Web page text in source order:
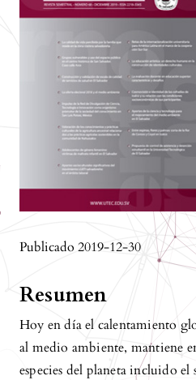
Publicado 2019-12-30
Resumen
Hoy en día el calentamiento
al medio ambiente, mantiene
especies del planeta incluido